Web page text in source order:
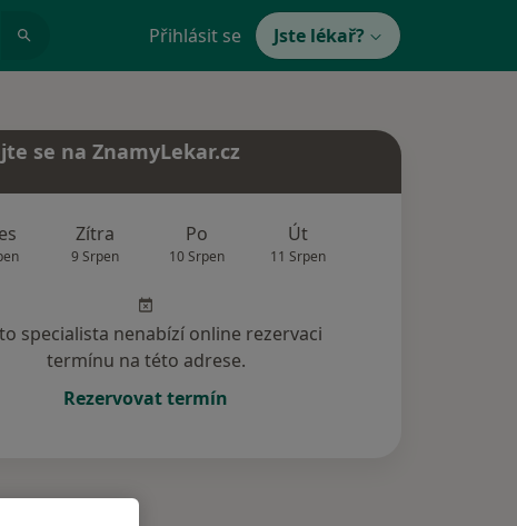
Přihlásit se Jste lékař?
se na ZnamyLekar.cz
Zítra
9 Srpen
Po
10 Srpen
Út
11 Srpen
specialista nenabízí online rezervaci
termínu na této adrese.
Rezervovat termín